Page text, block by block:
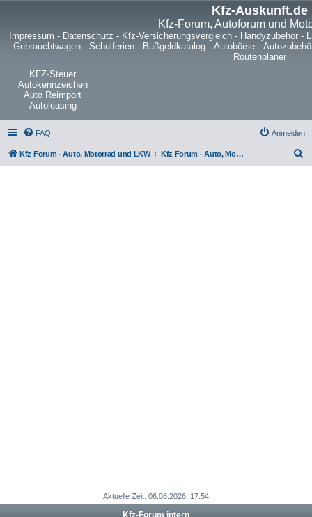
Kfz-Auskunft.de
Kfz-Forum, Autoforum und
Impressum - Datenschutz - Kfz-Versicherungsvergleich - Handyzubehör -
Gebrauchtwagen- Schulferien- Bußgeldkatalog- Autobörse-
Routenplaner
KFZ-Steuer
Autokennzeichen
Auto Reimport
Autoleasing
FAQ Anmelden
Kfz Forum - Auto, Motorrad und LKW Kfz Forum - Auto, Motorrad und LKW
Aktuelle Zeit: 06.08.2026, 17:54
Kfz-Forum intern